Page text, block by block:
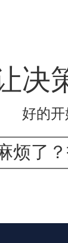
决
好的
烦了